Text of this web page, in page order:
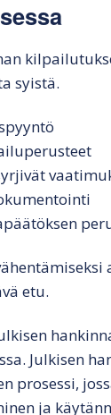
syistä.
etu.
Julkisen
prosessi,
ja